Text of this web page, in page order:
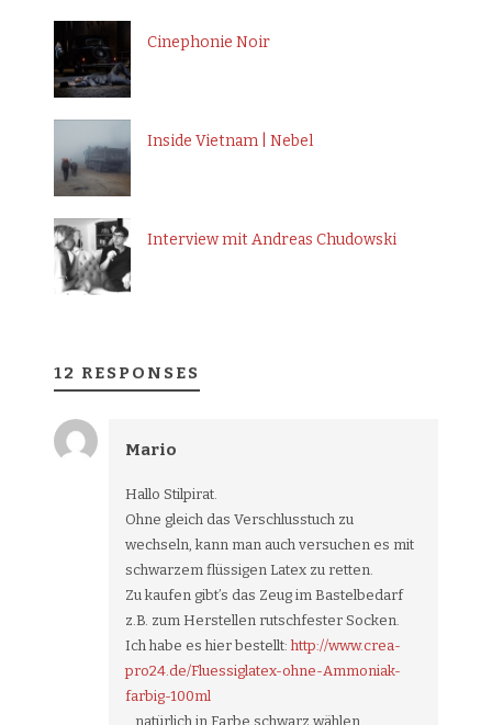
Cinephonie Noir
Inside Vietnam | Nebel
Interview mit Andreas Chudowski
12 RESPONSES
Mario
Hallo Stilpirat.
Ohne gleich das Verschlusstuch zu
wechseln, kann man auch versuchen es mit
schwarzem flüssigen Latex zu retten.
Zu kaufen gibt’s das Zeug im Bastelbedarf
z.B. zum Herstellen rutschfester Socken.
Ich habe es hier bestellt: http://www.crea-
pro24.de/Fluessiglatex-ohne-Ammoniak-
farbig-100ml
…natürlich in Farbe schwarz wählen.